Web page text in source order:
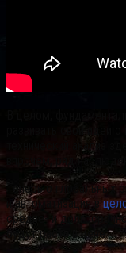
технический анализ
впрочем, ряд
Теперь о глобальных
и автоматизация в
средне- и
будут расти в цене: